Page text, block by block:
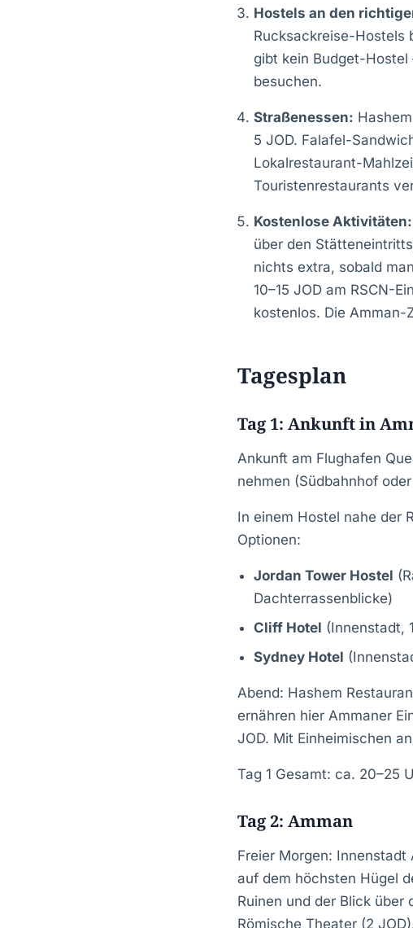
Hostels an den
Rucksackreise-Hostels
gibt kein Budget-
besuchen.
Straßenessen:
5 JOD. Falafel-
Lokalrestaurant-
Touristenrestaurants
Kostenlose Aktivitäten:
über den
nichts extra, sobald
10–15 JOD am RSCN-
kostenlos. Die Amman-
Tagesplan
Tag 1: Ankunft in
Ankunft am Flughafen
nehmen (Südbahnhof
In einem Hostel nahe der
Optionen:
Jordan Tower Hostel
Dachterrassenblicke)
Cliff Hotel (Innenstadt,
Sydney Hotel
Abend: Hashem
ernähren hier Ammaner
JOD. Mit Einheimischen
Tag 1 Gesamt: ca. 20–25
Tag 2: Amman
Freier Morgen:
auf dem höchsten Hügel
Ruinen und der Blick
Römische Theater (2